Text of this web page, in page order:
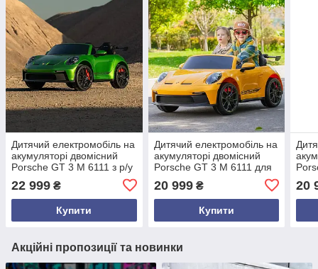
Дитячий електромобіль на
акумуляторі двомісний
Porsche GT 3 M 6111 з р/у
фарбування Зелений
22 999 ₴
Купити
Дитячий електромобіль на
акумуляторі двомісний
Porsche GT 3 M 6111 для
20 999₴
Купити
20
Акційні пропозиції та новинки